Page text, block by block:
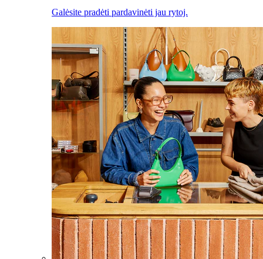
Galėsite pradėti pardavinėti jau rytoj.